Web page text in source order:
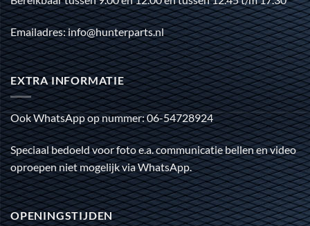
Emailadres: info@hunterparts.nl
EXTRA INFORMATIE
Ook WhatsApp op nummer: 06-54728924
Speciaal bedoeld voor foto e.a. communicatie bellen en video
oproepen niet mogelijk via WhatsApp.
OPENINGSTIJDEN